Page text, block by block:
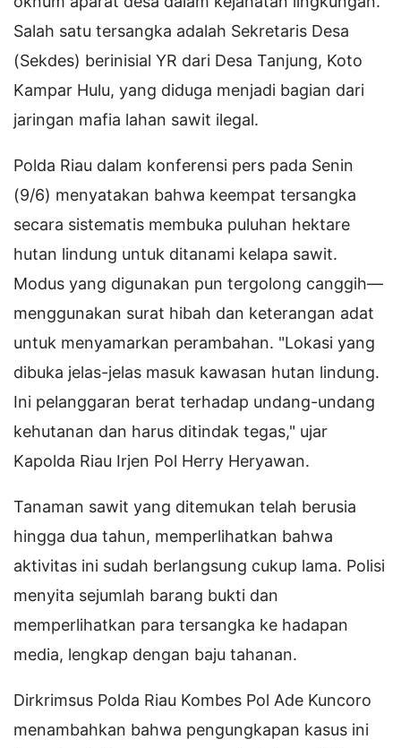
Salah satu tersangka adalah Sekretaris Desa
(Sekdes) berinisial YR dari Desa Tanjung, Koto
Kampar Hulu, yang diduga menjadi bagian dari
jaringan mafia lahan sawit ilegal.
Polda Riau dalam konferensi pers pada Senin
(9/6) menyatakan bahwa keempat tersangka
secara sistematis membuka puluhan hektare
hutan lindung untuk ditanami kelapa sawit.
Modus yang digunakan pun tergolong canggih—
menggunakan surat hibah dan keterangan adat
untuk menyamarkan perambahan. "Lokasi yang
dibuka jelas-jelas masuk kawasan hutan lindung.
Ini pelanggaran berat terhadap undang-undang
kehutanan dan harus ditindak tegas," ujar
Kapolda Riau Irjen Pol Herry Heryawan.
Tanaman sawit yang ditemukan telah berusia
hingga dua tahun, memperlihatkan bahwa
aktivitas ini sudah berlangsung cukup lama. Polisi
menyita sejumlah barang bukti dan
memperlihatkan para tersangka ke hadapan
media, lengkap dengan baju tahanan.
Dirkrimsus Polda Riau Kombes Pol Ade Kuncoro
menambahkan bahwa pengungkapan kasus ini